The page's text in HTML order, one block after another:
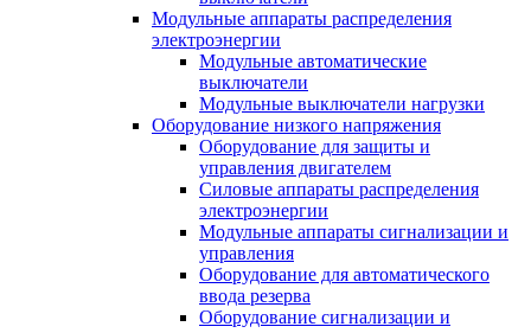
Модульные аппараты распределения
электроэнергии
Модульные автоматические
выключатели
Модульные выключатели нагрузки
Оборудование низкого напряжения
Оборудование для защиты и
управления двигателем
Силовые аппараты распределения
электроэнергии
Модульные аппараты сигнализации и
управления
Оборудование для автоматического
ввода резерва
Оборудование сигнализации и